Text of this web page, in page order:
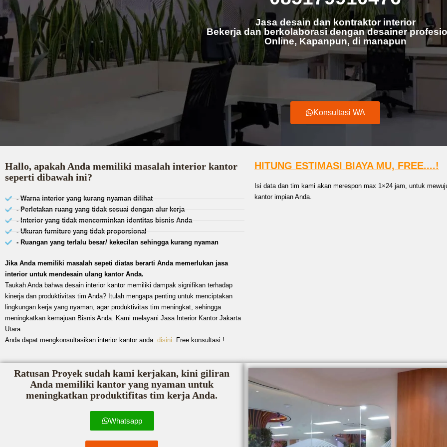
Jasa desain dan kontraktor interior
Bekerja dan berkolaborasi dengan desainer
Online, Kapanpun, di manapun
Konsultasi WA
Hallo, apakah Anda memiliki masalah interior kantor
seperti dibawah ini?
- Warna interior yang kurang nyaman dilihat
- Perletakan ruang yang tidak sesuai dengan alur kerja
- Interior yang tidak mencerminkan identitas bisnis Anda
- Ukuran furniture yang tidak proporsional
- Ruangan yang terlalu besar/ kekecilan sehingga kurang nyaman
Jika Anda memiliki masalah sepeti diatas berarti Anda memerlukan jasa
interior untuk mendesain ulang kantor Anda.
Taukah Anda bahwa desain interior kantor memiliki dampak signifikan terhadap
kinerja dan produktivitas tim Anda? Itulah mengapa penting untuk menciptakan
lingkungan kerja yang nyaman, agar produktivitas tim meningkat, sehingga
meningkatkan kemajuan Bisnis Anda. Kami melayani Jasa Interior Kantor Jakarta
Utara
Anda dapat mengkonsultasikan interior kantor anda disini. Free konsultasi !
HITUNG ESTIMASI BIAYA MU, FREE....!
Isi data dan tim kami akan merespon max 1×24 jam, untuk
kantor impian Anda.
Ratusan Proyek sudah kami kerjakan, kini giliran
Anda memiliki kantor yang nyaman untuk
meningkatkan produktifitas tim kerja Anda.
Whatsapp